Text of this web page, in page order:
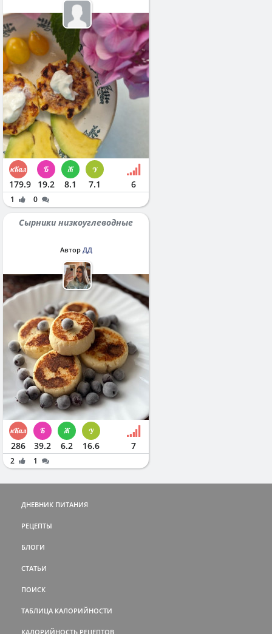
179.9 19.2 8.1 7.1 6
1 0
Сырники низкоуглеводные
Автор ДД
286 39.2 6.2 16.6 7
2 1
ДНЕВНИК ПИТАНИЯ
РЕЦЕПТЫ
БЛОГИ
СТАТЬИ
ПОИСК
ТАБЛИЦА КАЛОРИЙНОСТИ
КАЛОРИЙНОСТЬ РЕЦЕПТОВ